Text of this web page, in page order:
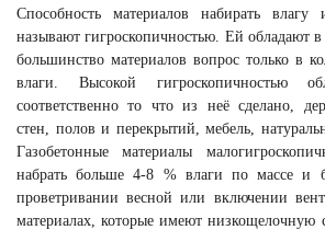
Способность материалов набирать влагу
называют гигроскопичностью. Ей обладают
большинство материалов вопрос только в
влаги. Высокой гигроскопичностью
соответственно то что из неё сделано,
стен, полов и перекрытий, мебель,
Газобетонные материалы
набрать больше 4-8 % влаги по массе и
проветривании весной или включении
материалах, которые имеют низкощелочную